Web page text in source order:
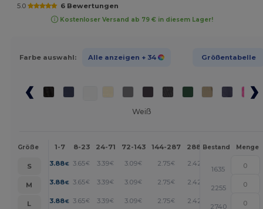
5.0 6 Bewertungen
Kostenloser Versand ab 79 € in diesem Lager!
Farbe auswahl: Alle anzeigen + 34 Größentabelle
Weiß
Größe 1-7 8-23 24-71 72-143 144-287 288 + Mehr
Bestand Menge
S 3.88€ 3.65€ 3.39€ 3.09€ 2.75€ 2.42 +
1635
M
3.88€ 3.65€ 3.39€ 3.09€ 2.75€ 2.42 +
2255
L
3.88€ 3.65€ 3.39€ 3.09€ 2.75€ 2.42 +
2740